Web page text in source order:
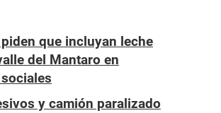
que incluyan leche
del Mantaro en
y camión paralizado